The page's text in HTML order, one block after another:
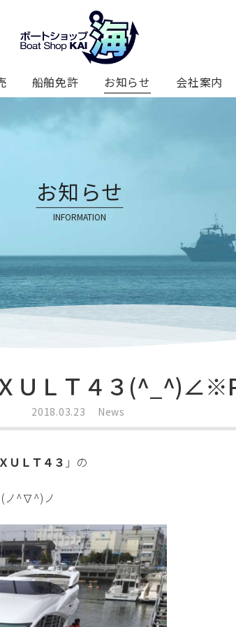
船舶免許 お知らせ 会社案内
お知らせ
INFORMATION
ＵＬＴ４３
2018.03.23 News
ＵＬＴ４３ 」の
(ノ^∇^)ノ